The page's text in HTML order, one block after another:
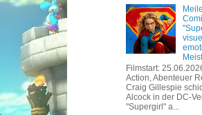
Filmstart:
Action, Abenteuer
Craig Gillespie
Alcock in der DC-
"Supergirl" a...